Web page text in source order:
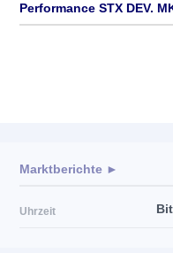
Performance STX DEV.
Marktberichte ►
Uhrzeit